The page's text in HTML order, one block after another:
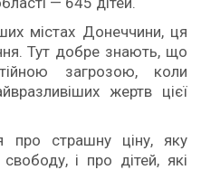
містах Донеччини, ця
Тут добре знають, що
загрозою, коли
жертв цієї
про страшну ціну, яку
і про дітей, які